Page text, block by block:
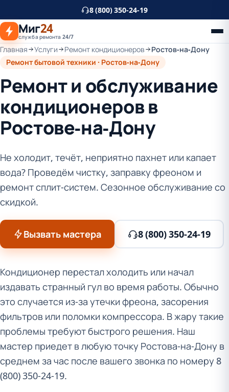
основному
контенту
8 (800) 350-24-19
Миг24
служба ремонта 24/7
Главная Услуги Ремонт кондиционеров
Ростов-на-Дону
Ремонт бытовой техники · Ростов-на-Дону
Ремонт и обслуживание
кондиционеров в
Ростове-на-Дону
Не холодит, течёт, неприятно пахнет или капает
вода? Проведём чистку, заправку фреоном и
ремонт сплит-систем. Сезонное обслуживание со
скидкой.
Вызвать мастера 8 (800) 350-24-19
Кондиционер перестал холодить или начал
издавать странный гул во время работы. Обычно
это случается из-за утечки фреона, засорения
фильтров или поломки компрессора. В жару такие
проблемы требуют быстрого решения. Наш
мастер приедет в любую точку Ростова-на-Дону в
среднем за час после вашего звонка по номеру 8
(800) 350-24-19.